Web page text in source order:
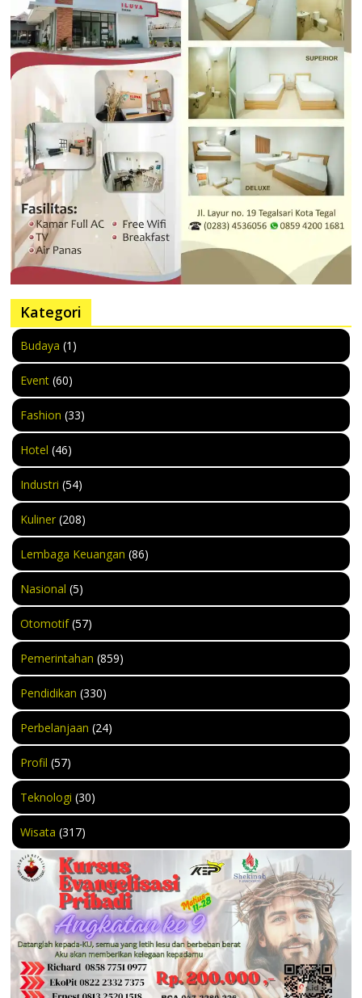
Kategori
Budaya (1)
Event (60)
Fashion (33)
Hotel (46)
Industri (54)
Kuliner (208)
Lembaga Keuangan (86)
Nasional (5)
Otomotif(57)
Pemerintahan (859)
Pendidikan (330)
Perbelanjaan (24)
Profil (57)
Teknologi (30)
Wisata (317)